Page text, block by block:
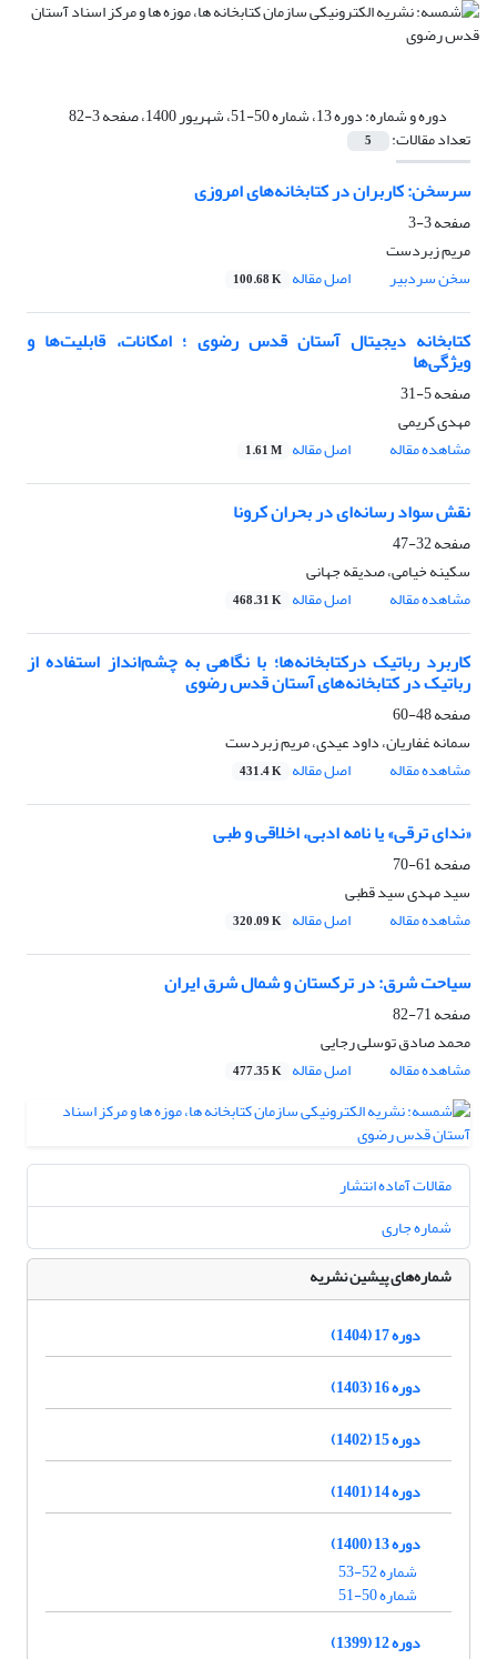
دوره و شماره:دوره 13، شماره 50-51، شهریور 1400، صفحه 3-82
تعداد مقالات: 5
سرسخن: کاربران در کتابخانه‌های امروزی
صفحه3-3
مریم زبردست
سخن سردبیر
اصل مقاله 100.68 K
کتابخانه دیجیتال آستان قدس رضوی ؛ امکانات، قابلیت‌ها و
ویژگی‌ها
صفحه5-31
مهدی کریمی
مشاهده مقاله
اصل مقاله 1.61 M
نقش سواد رسانه‌ای در بحران کرونا
صفحه32-47
سکینه خیامی، صدیقه جهانی
مشاهده مقاله
اصل مقاله 468.31 K
کاربرد رباتیک درکتابخانه‌ها؛ با نگاهی به چشم‌انداز استفاده از
رباتیک در کتابخانه‌های آستان قدس رضوی
صفحه48-60
سمانه غفاریان، داود عیدی، مریم زبردست
مشاهده مقاله
اصل مقاله 431.4 K
«ندای ترقی» یا نامه‌ ادبی، اخلاقی و طبی
صفحه61-70
سید مهدی سید قطبی
مشاهده مقاله
اصل مقاله 320.09 K
سیاحت شرق: در ترکستان و شمال شرق ایران
صفحه71-82
محمد صادق توسلی رجایی
مشاهده مقاله
اصل مقاله 477.35 K
مقالات آماده انتشار
شماره جاری
شماره‌های پیشین نشریه
دوره 17 (1404)
دوره 16 (1403)
دوره 15 (1402)
دوره 14 (1401)
دوره 13 (1400)
شماره 52-53
شماره 50-51
دوره 12 (1399)